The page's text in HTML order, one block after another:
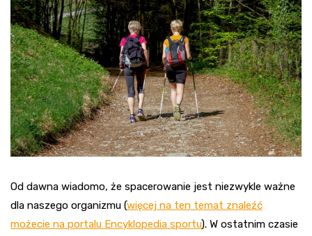
Od dawna wiadomo, że spacerowanie jest niezwykle ważne
dla naszego organizmu (więcej na ten temat znaleźć
możecie na portalu Encyklopedia sportu). W ostatnim czasie